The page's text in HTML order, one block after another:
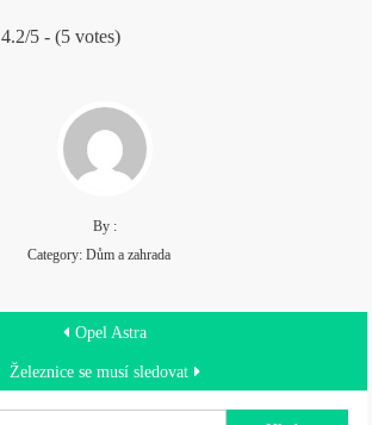
4.2/5 - (5 votes)
By :
Category: Dům a zahrada
Opel Astra
Železnice se musí sledovat